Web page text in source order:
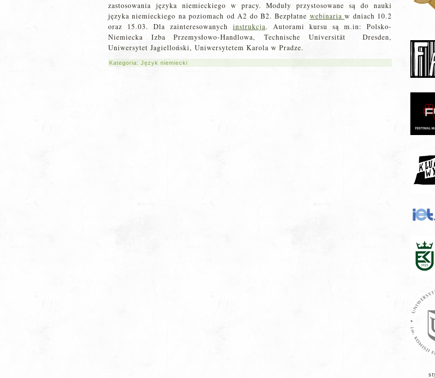
zastosowania języka niemieckiego w pracy. Moduły przystosowane są do nauki
języka niemieckiego na poziomach od A2 do B2. Bezpłatne webinariaw dniach 10.2
oraz 15.03. Dla zainteresowanych instrukcja. Autorami kursu są m.in: Polsko-
Niemiecka Izba Przemysłowo-Handlowa, Technische Universität Dresden,
Uniwersytet Jagielloński, Uniwersytetem Karola w Pradze.
Kategoria: Język niemiecki